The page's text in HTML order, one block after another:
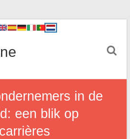
in de
een blik op